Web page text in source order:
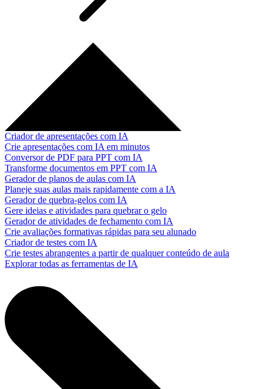
Criador de apresentações com IA
Crie apresentações com IA em minutos
Conversor de PDF para PPT com IA
Transforme documentos em PPT com IA
Gerador de planos de aulas com IA
Planeje suas aulas mais rapidamente com a IA
Gerador de quebra-gelos com IA
Gere ideias e atividades para quebrar o gelo
Gerador de atividades de fechamento com IA
Crie avaliações formativas rápidas para seu alunado
Criador de testes com IA
Crie testes abrangentes a partir de qualquer conteúdo de aula
Explorar todas as ferramentas de IA